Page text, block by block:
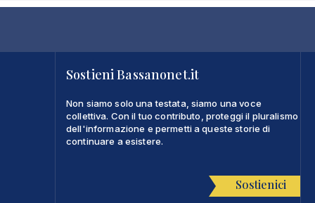
Sostieni Bassanonet.it
Non siamo solo una testata, siamo una voce
collettiva. Con il tuo contributo, proteggi il pluralismo
dell'informazione e permetti a queste storie di
continuare a esistere.
Sostienici